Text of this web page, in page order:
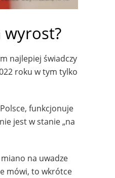
wyrost?
najlepiej świadczy
roku w tym tylko
funkcjonuje
jest w stanie „na
na uwadze
mówi, to wkrótce